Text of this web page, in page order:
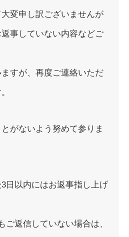
変申し訳ございませんが
事していない内容などご
すが、再度ご連絡いただ
がないよう努めて参りま
日以内にはお返事指し上げ
ご返信していない場合は、